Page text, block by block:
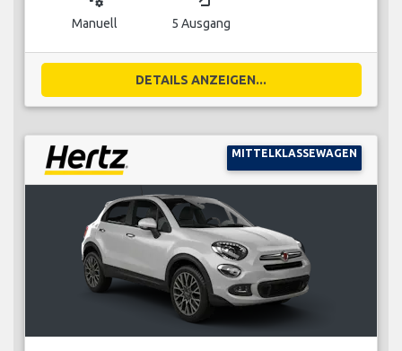
Manuell 5 Ausgang
DETAILS ANZEIGEN...
MITTELKLASSEWAGEN